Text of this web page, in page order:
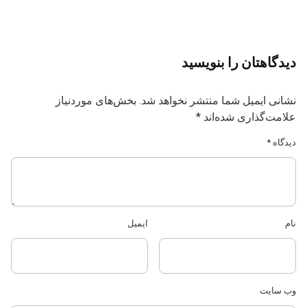
دیدگاهتان را بنویسید
نشانی ایمیل شما منتشر نخواهد شد. بخش‌های موردنیاز
علامت‌گذاری شده‌اند *
دیدگاه *
نام ایمیل
وب‌ سایت